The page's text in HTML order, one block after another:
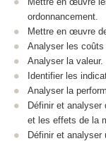
ordonnancement.
Mettre en œuvre
Analyser les coûts
Analyser la valeur.
Identifier les
Analyser la
Définir et analyser
et les effets de la
Définir et analyser